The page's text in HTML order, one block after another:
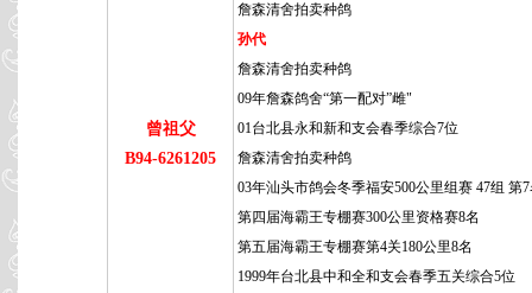
曾祖父
B94-6261205
詹森清舍拍卖种鸽
孙代
詹森清舍拍卖种鸽
09年詹森鸽舍“第一配对”雌"
01台北县永和新和支会春季综合7位
詹森清舍拍卖种鸽
03年汕头市鸽会冬季福安500公里组赛 47组 第
第四届海霸王专棚赛300公里资格赛8名
第五届海霸王专棚赛第4关180公里8名
1999年台北县中和全和支会春季五关综合5位